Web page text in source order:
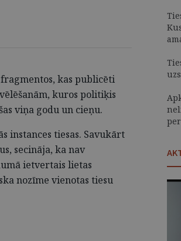
kas publicēti
kuros politiķis
viņa godu un cieņu.
instances tiesas. Savukārt
secināja, ka nav
ietvertais lietas
nozīme vienotas tiesu